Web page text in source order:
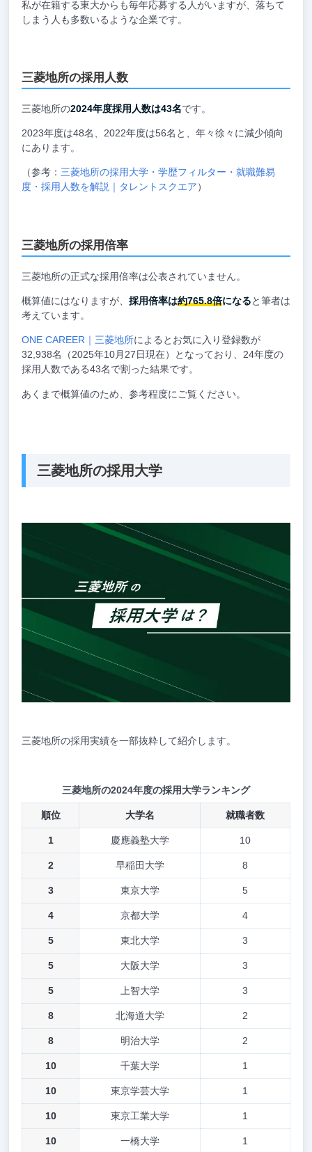
私が在籍する東大からも毎年応募する人がいますが、落ちて
しまう人も多数いるような企業です。
三菱地所の採用人数
三菱地所の2024年度採用人数は43名です。
2023年度は48名、2022年度は56名と、年々徐々に減少傾向
にあります。
（参考： 三菱地所の採用大学・学歴フィルター・就職難易
度・採用人数を解説｜タレントスクエア）
三菱地所の採用倍率
三菱地所の正式な採用倍率は公表されていません。
概算値にはなりますが、 採用倍率は約765.8倍になると筆者は
考えています。
ONE CAREER｜三菱地所によるとお気に入り登録数が
32,938名（2025年10月27日現在）となっており、24年度の
採用人数である43名で割った結果です。
あくまで概算値のため、参考程度にご覧ください。
三菱地所の採用大学
三菱地所の採用実績を一部抜粋して紹介します。
三菱地所の2024年度の採用大学ランキング
順位 大学名 就職者数
1 慶應義塾大学 10
2 早稲田大学 8
3 東京大学 5
4 京都大学 4
5 東北大学 3
5 大阪大学 3
5 上智大学 3
8 北海道大学 2
8 明治大学 2
10 千葉大学 1
10 東京学芸大学 1
10 東京工業大学 1
10 一橋大学 1